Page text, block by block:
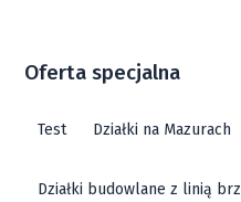
Oferta specjalna
Test Działki na Mazurach
Działki budowlane z linią